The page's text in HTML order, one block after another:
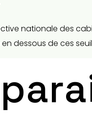
nationale des
dessous de ces